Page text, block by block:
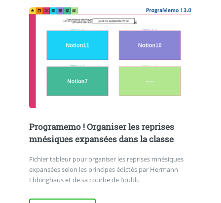
Programemo ! Organiser les reprises
mnésiques expansées dans la classe
Fichier tableur pour organiser les reprises mnésiques
expansées selon les principes édictés par Hermann
Ebbinghaus et de sa courbe de l’oubli.